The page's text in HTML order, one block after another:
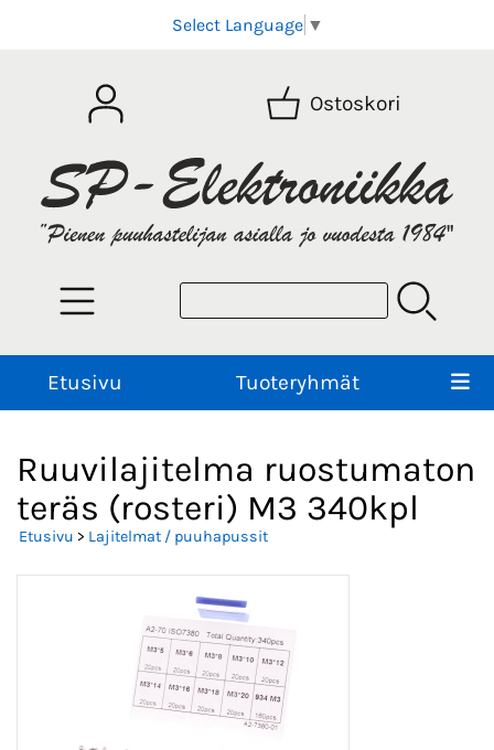
Select Language ▼
Ostoskori
Etusivu Tuoteryhmät
Ruuvilajitelma ruostumaton
teräs (rosteri) M3 340kpl
Etusivu > Lajitelmat / puuhapussit